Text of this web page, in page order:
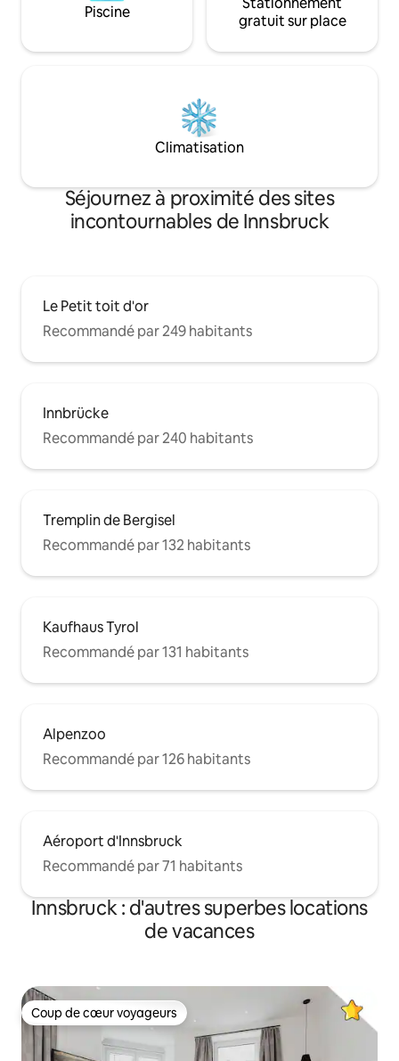
Piscine
gratuit sur place
Climatisation
Séjournez à proximité des sites
incontournables de Innsbruck
Le Petit toit d'or
Recommandé par 249 habitants
Innbrücke
Recommandé par 240 habitants
Tremplin de Bergisel
Recommandé par 132 habitants
Kaufhaus Tyrol
Recommandé par 131 habitants
Alpenzoo
Recommandé par 126 habitants
Aéroport d'Innsbruck
Recommandé par 71 habitants
Innsbruck : d'autres superbes locations
de vacances
Coup de cœur voyageurs
Coup de cœur voyageurs